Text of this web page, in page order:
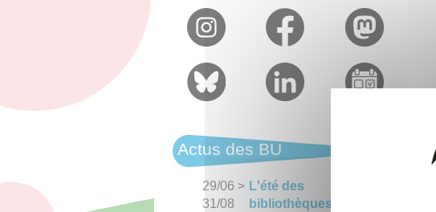
Actus des BU
29/06 >
31/08
L'été des
bibliothèques